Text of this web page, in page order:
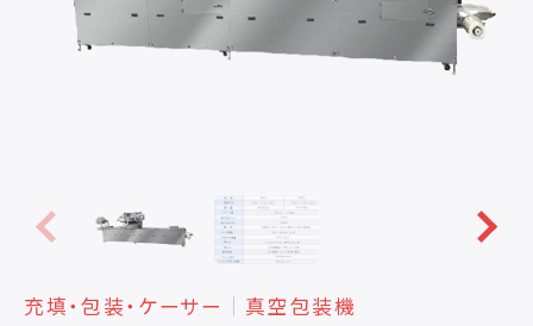
充填・包装・ケーサー │ 真空包装機